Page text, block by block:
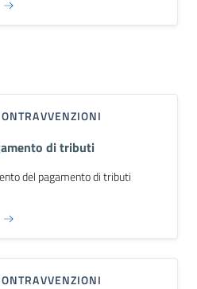
di tributi
del pagamento di tributi